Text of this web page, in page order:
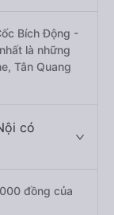
Bích Động -
là những
Tân Quang
có
đồng của